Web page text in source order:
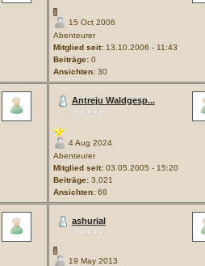
15 Oct 2006
Abenteurer
Mitglied seit:13.10.2006 - 11:43
Beiträge:0
Ansichten:30
Antreju Waldgesp...
4 Aug 2024
Abenteurer
Mitglied seit:03.05.2005 - 15:20
Beiträge:3,021
Ansichten:68
ashurial
19 May 2013